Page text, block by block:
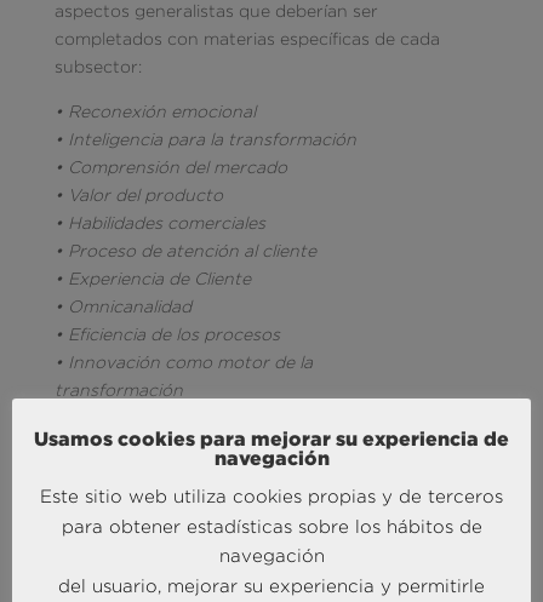
aspectos generalistas que deberían ser
completados con materias específicas de cada
subsector:
• Reconexión emocional
• Inteligencia para la transformación
• Comprensión del mercado
• Valor del producto
• Habilidades comerciales
• Proceso de atención al cliente
• Experiencia de Cliente
• Omnicanalidad
• Eficiencia de los procesos
• Innovación como motor de la
transformación
• Idiomas
• Gestión del cambio
• Liderazgo
• Propósito organizativo
Usamos cookies para mejorar su experiencia de
navegación
Este sitio web utiliza cookies propias y de terceros
para obtener estadísticas sobre los hábitos de
navegación
del usuario, mejorar su experiencia y permitirle